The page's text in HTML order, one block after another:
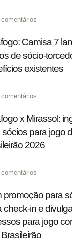
comentários
Camisa 7
de sócio-
existentes
comentários
x Mirassol:
sócios para jogo
2026
comentários
promoção para
check-in e
para jogo